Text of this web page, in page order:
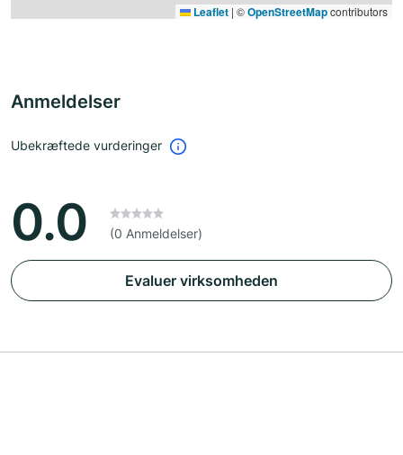
Leaflet | ©OpenStreetMapcontributors
Anmeldelser
Ubekræftede vurderinger
0.0 (0 Anmeldelser)
Evaluer virksomheden